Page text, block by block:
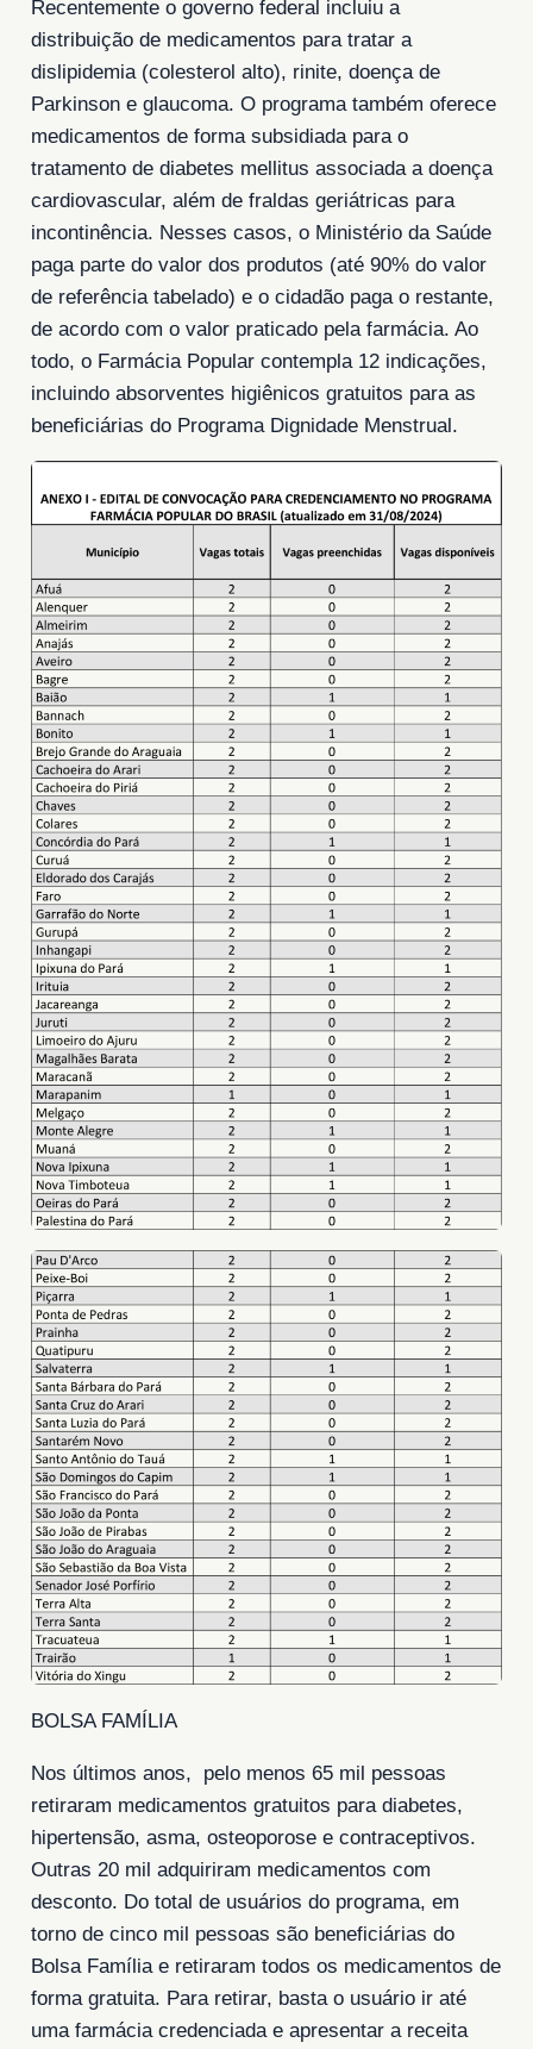
Recentemente o governo federal incluiu a
distribuição de medicamentos para tratar a
dislipidemia (colesterol alto), rinite, doença de
Parkinson e glaucoma. O programa também oferece
medicamentos de forma subsidiada para o
tratamento de diabetes mellitus associada a doença
cardiovascular, além de fraldas geriátricas para
incontinência. Nesses casos, o Ministério da Saúde
paga parte do valor dos produtos (até 90% do valor
de referência tabelado) e o cidadão paga o restante,
de acordo com o valor praticado pela farmácia. Ao
todo, o Farmácia Popular contempla 12 indicações,
incluindo absorventes higiênicos gratuitos para as
beneficiárias do Programa Dignidade Menstrual.
BOLSA FAMÍLIA
Nos últimos anos, pelo menos 65 mil pessoas
retiraram medicamentos gratuitos para diabetes,
hipertensão, asma, osteoporose e contraceptivos.
Outras 20 mil adquiriram medicamentos com
desconto. Do total de usuários do programa, em
torno de cinco mil pessoas são beneficiárias do
Bolsa Família e retiraram todos os medicamentos de
forma gratuita. Para retirar, basta o usuário ir até
uma farmácia credenciada e apresentar a receita